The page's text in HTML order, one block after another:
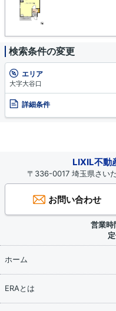
検索条件の変更
エリア
大字大谷口
詳細条件
LIXIL不動
〒336-0017 埼玉県さい
お問い合わせ
営業時
ホーム
ERAとは